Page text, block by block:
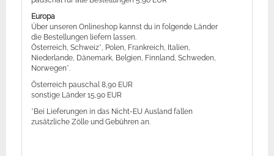
Europa
Über unseren Onlineshop kannst du in folgende Länder
die Bestellungen liefern lassen.
Österreich, Schweiz*, Polen, Frankreich, Italien,
Niederlande, Dänemark, Belgien, Finnland, Schweden,
Norwegen*.
Österreich pauschal 8,90 EUR
sonstige Länder 15,90 EUR
*Bei Lieferungen in das Nicht-EU Ausland fallen
zusätzliche Zölle und Gebühren an.